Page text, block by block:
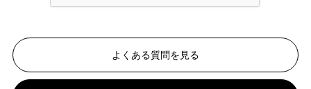
よくある質問を見る